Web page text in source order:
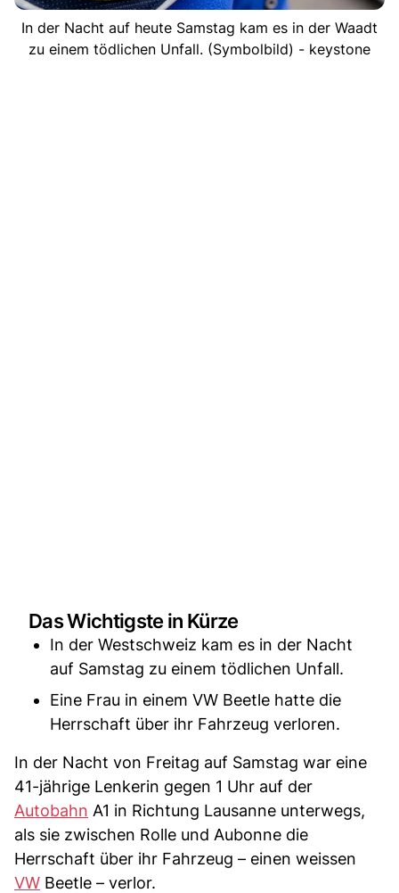
In der Nacht auf heute Samstag kam es in der Waadt
zu einem tödlichen Unfall. (Symbolbild) - keystone
Das Wichtigste in Kürze
In der Westschweiz kam es in der Nacht
auf Samstag zu einem tödlichen Unfall.
Eine Frau in einem VW Beetle hatte die
Herrschaft über ihr Fahrzeug verloren.
In der Nacht von Freitag auf Samstag war eine
41-jährige Lenkerin gegen 1 Uhr auf der
Autobahn A1 in Richtung Lausanne unterwegs,
als sie zwischen Rolle und Aubonne die
Herrschaft über ihr Fahrzeug – einen weissen
VW Beetle – verlor.